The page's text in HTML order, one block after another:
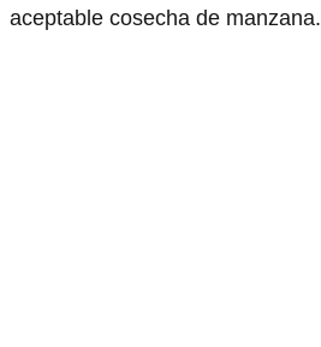
aceptable cosecha de manzana.